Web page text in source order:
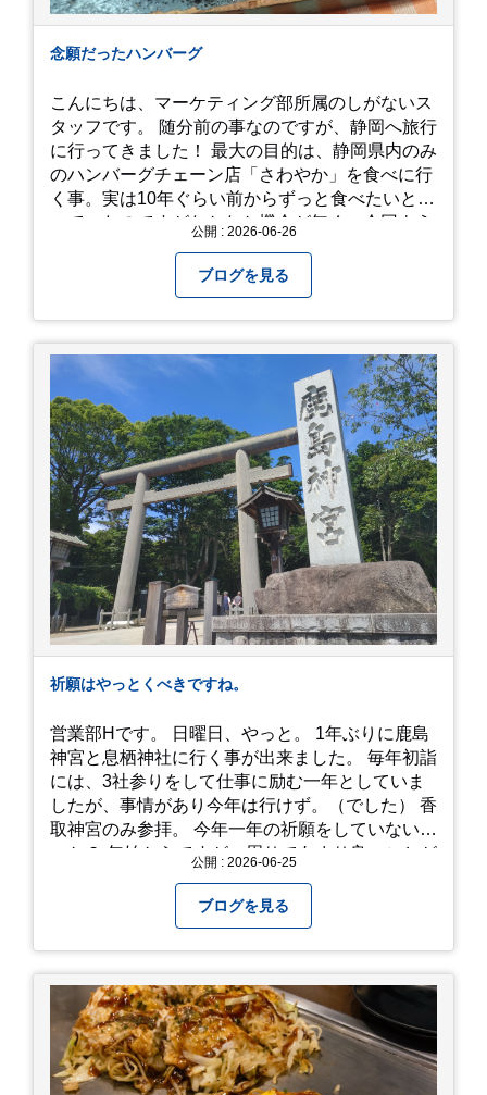
念願だったハンバーグ
こんにちは、マーケティング部所属のしがないス
タッフです。 随分前の事なのですが、静岡へ旅行
に行ってきました！ 最大の目的は、静岡県内のみ
のハンバーグチェーン店「さわやか」を食べに行
く事。実は10年ぐらい前からずっと食べたいと思
っていたのですがなかなか機会が無く、今回よう
って待機する事になったのですが、、10時頃にも
らった整理券で、お店に入れるのは12時過ぎ頃で
した。大人気とは聞いていましたがここまでと
は、、！！ 駅前ショッピングモール内の店舗だっ
たのでお買い物をしつつ待機して遂に入店。ハン
バーグはレアな焼き加減でとってもジューシーで
最高に美味しかったです！！目の前で店員さんが
カットしてくれるのもとっても良かったです。 こ
れは何個でも行けてしまう勢い、、！！！ 皆様も
静岡へ行く予定がありましたら是非とも召し上が
って見てください！予約は行っていないようなの
で、時と場合とタイミングと要相談で
す、、！！！
公開 : 2026-06-26
ブログを見る
祈願はやっとくべきですね。
営業部Hです。 日曜日、やっと。 1年ぶりに鹿島
神宮と息栖神社に行く事が出来ました。 毎年初詣
には、3社参りをして仕事に励む一年としていま
したが、事情があり今年は行けず。（でした） 香
取神宮のみ参拝。 今年一年の祈願をしていないせ
いか？ 年始からですが、周りであまり良いことが
から、あっという間に半年が過ぎやっとこさ。 3
日後のこと。不思議ですね。 気にかかる事1つ
目。友人の長期入院から退院の知らせあり！ 気に
かかる事2つ目。疎遠だった知人の訪問あり！ 気
にかかるetcが徐々に....。 気の持ちようと、タイ
ミングかもしれませんが。お宮参りはお薦めで
す。
公開 : 2026-06-25
ブログを見る